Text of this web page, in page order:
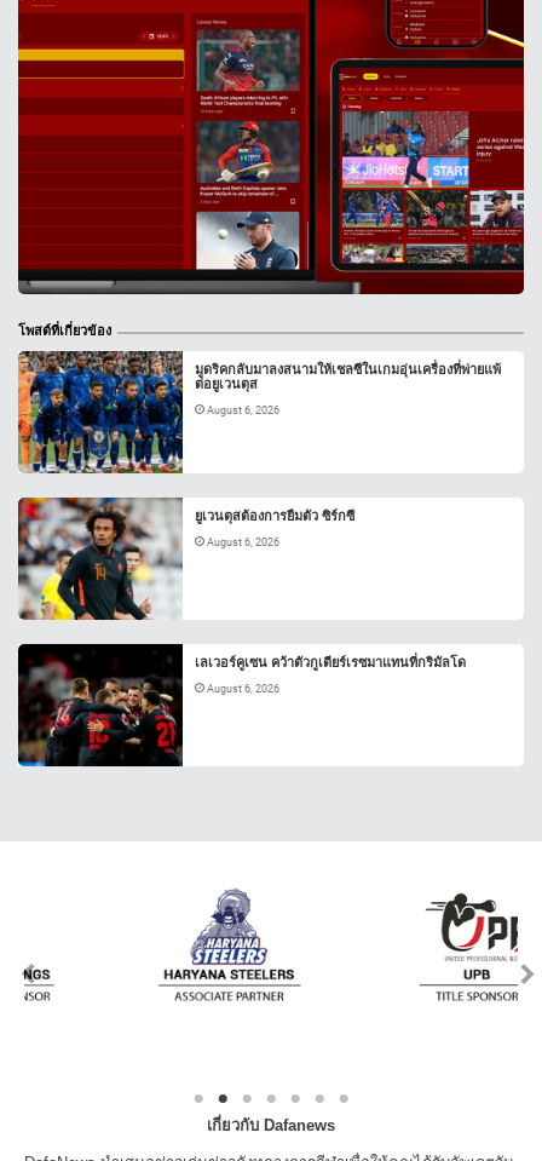
โพสต์ที่เกี่ยวข้อง
มูดริคกลับมาลงสนามให้เชลซีในเกมอุ่นเครื่องที่พ่ายแพ้
ต่อยูเวนตุส
August 6, 2026
ยูเวนตุสต้องการยืมตัว ซิร์กซี
August 6, 2026
เลเวอร์คูเซน คว้าตัวกูเตียร์เรซมาแทนที่กริมัลโด
August 6, 2026
เกี่ยวกับ Dafanews